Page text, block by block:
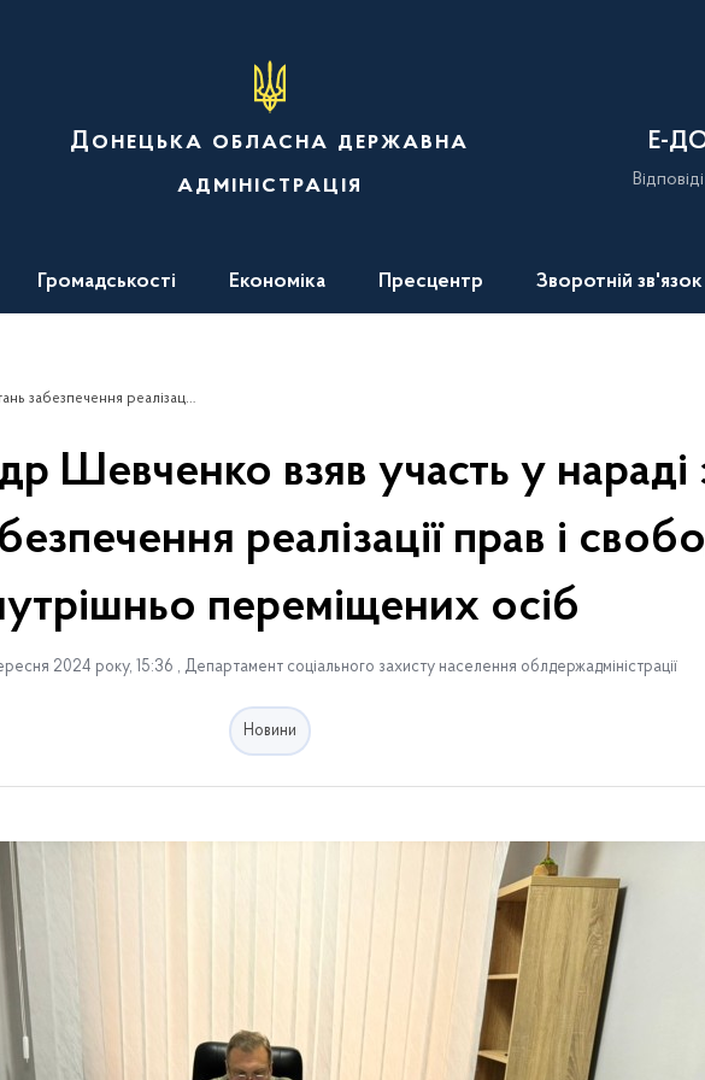
Донецька обласна державна
адміністрація
Е-
Громадськості Економіка Пресцентр Зворотній зв'язок
і свобод внутрішньо переміщених осіб
Шевченко взяв участь у нараді
реалізації прав і
переміщених осіб
2024 року, 15:36 , Департамент соціального захисту населення облдержадміністрації
Новини